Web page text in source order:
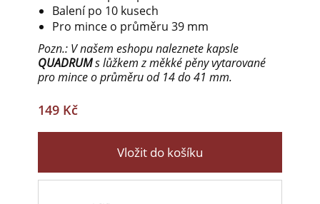
Balení po 10 kusech
Pro mince o průměru 39 mm
Pozn.: V našem eshopu naleznete kapsle
QUADRUMs lůžkem z měkké pěny vytarované
pro mince o průměru od 14 do 41 mm.
149 Kč
Vložit do košíku